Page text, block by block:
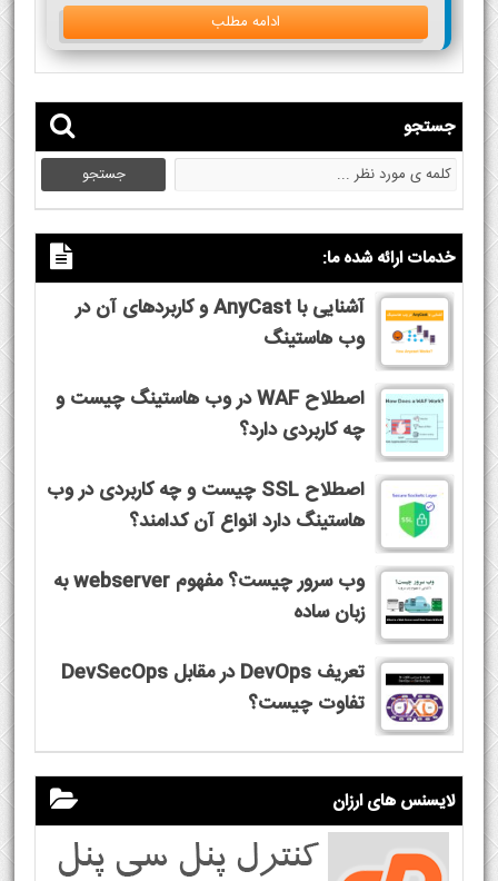
ادامه مطلب
جستجو
خدمات ارائه شده ما:
آشنایی با AnyCast و کاربردهای آن در
وب هاستینگ
اصطلاح WAF در وب هاستینگ چیست و
چه کاربردی دارد؟
اصطلاح SSL چیست و چه کاربردی در وب
هاستینگ دارد انواع آن کدامند؟
وب سرور چیست؟ مفهوم webserver به
زبان ساده
تعریف DevOps در مقابل DevSecOps
تفاوت چیست؟
لایسنس های ارزان